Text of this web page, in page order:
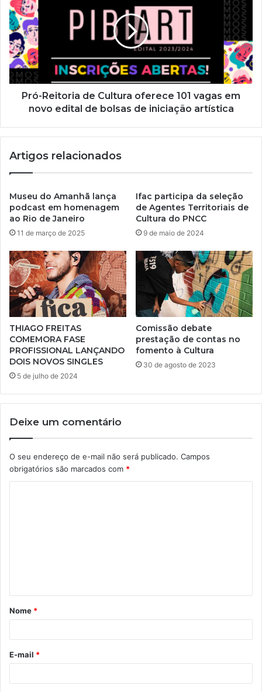
m
a
i
l
Pró-Reitoria de Cultura oferece 101 vagas em
novo edital de bolsas de iniciação artística
Artigos relacionados
Museu do Amanhã lança
podcast em homenagem
ao Rio de Janeiro
11 de março de 2025
Ifac participa da seleção
de Agentes Territoriais de
Cultura do PNCC
9 de maio de 2024
THIAGO FREITAS
COMEMORA FASE
PROFISSIONAL LANÇANDO
DOIS NOVOS SINGLES
5 de julho de 2024
Comissão debate
prestação de contas no
fomento à Cultura
30 de agosto de 2023
Deixe um comentário
O seu endereço de e-mail não será publicado. Campos
obrigatórios são marcados com *
á
r
*
Nome *
E-mail *